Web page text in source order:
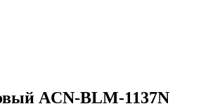
ACN-BLM-1137N